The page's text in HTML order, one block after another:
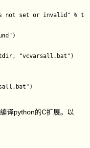
not set or invalid" %
"vcvarsall.bat")
译python的C扩展。以